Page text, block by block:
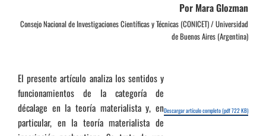
Por Mara Glozman
Consejo Nacional de Investigaciones Científicas y Técnicas (CONICET) / Universidad
de Buenos Aires (Argentina)
Descargar artículo completo (pdf 722 KB)
El presente artículo analiza los sentidos y
funcionamientos de la categoría de
décalage en la teoría materialista y, en
particular, en la teoría materialista de